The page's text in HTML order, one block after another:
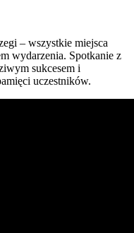
– wszystkie miejsca
wydarzenia. Spotkanie z
sukcesem i
uczestników.